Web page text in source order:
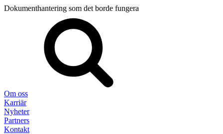
Dokumenthantering som det borde fungera
Om oss
Karriär
Nyheter
Partners
Kontakt